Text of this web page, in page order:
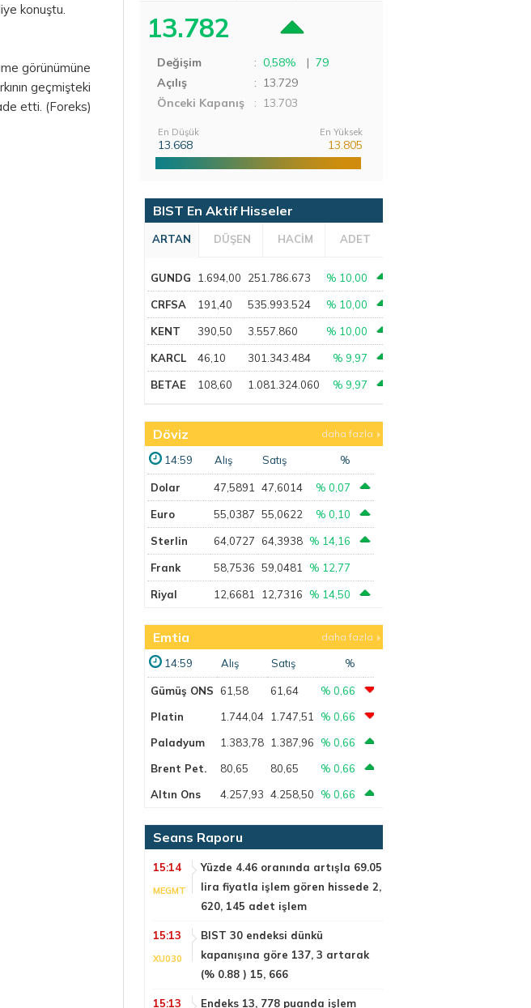
konuştu.
görünümüne
geçmişteki
etti. (Foreks)
13.782
Değişim : 0,58% | 79
Açılış
: 13.729
Önceki Kapanış
: 13.703
En Düşük
13.668
En Yüksek
13.805
BIST En Aktif Hisseler
ARTAN DÜŞEN HACİM ADET
GUNDG 1.694,00 251.786.673 % 10,00
CRFSA 191,40 535.993.524 % 10,00
KENT 390,50 3.557.860 % 10,00
KARCL 46,10 301.343.484 % 9,97
BETAE 108,60 1.081.324.060 % 9,97
Döviz daha fazla
14:59 Alış Satış %
Dolar 47,5891 47,6014 % 0,07
Euro 55,0387 55,0622 % 0,10
Sterlin 64,0727 64,3938 % 14,16
Frank 58,7536 59,0481 % 12,77
Riyal 12,6681 12,7316 % 14,50
Emtia daha fazla
14:59 Alış Satış %
Gümüş ONS 61,58 61,64
% 0,66
Platin
1.744,04 1.747,51
% 0,66
Paladyum
1.383,78 1.387,96
% 0,66
Brent Pet.
80,65 80,65
% 0,66
Altın Ons
4.257,93 4.258,50 % 0,66
Seans Raporu
15:14
MEGMT
Yüzde 4.46 oranında artışla 69.05
lira fiyatla işlem gören hissede 2,
620, 145 adet işlem
15:13
XU030
BIST 30 endeksi dünkü
kapanışına göre 137, 3 artarak
(% 0.88 ) 15, 666
15:13
Endeks 13, 778 puanda işlem